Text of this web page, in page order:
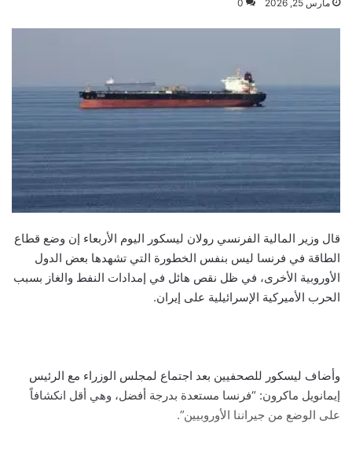
مارس 25, 2026 0
قال وزير المالية الفرنسي رولان ليسكور اليوم الأربعاء إن وضع قطاع
الطاقة في فرنسا ليس بنفس الخطورة التي تشهدها بعض الدول
الأوروبية الأخرى، في ظل نقص هائل في إمدادات النفط والغاز بسبب
الحرب الأميركية الإسرائيلية على إيران.
وأضاف ليسكور للصحفيين بعد اجتماع لمجلس الوزراء مع الرئيس
إيمانويل ماكرون: “فرنسا مستعدة بدرجة أفضل، وهي أقل انكشافاً
على الوضع من جيراننا الأوروبيين”.